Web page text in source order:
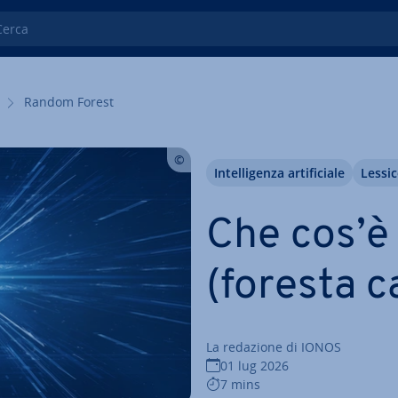
Random Forest
Che
(foresta
La redazione di IONOS
01 lug 2026
7 mins
In­tel­li­gen­za ar­ti­fi­cia­le